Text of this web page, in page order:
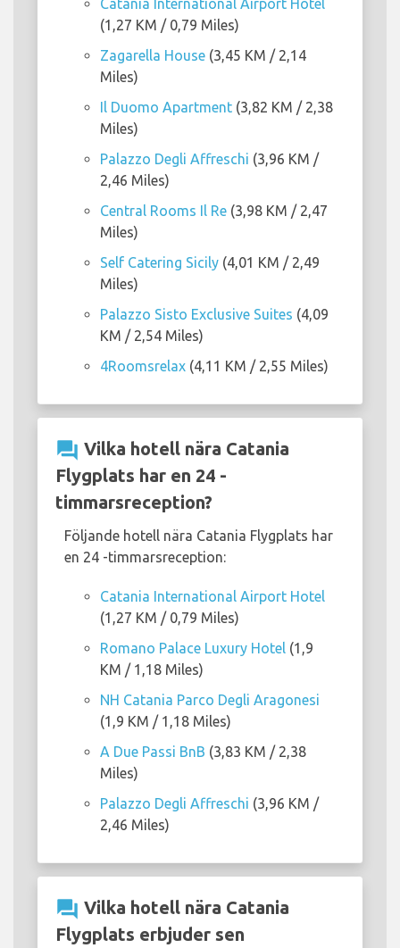
Catania International Airport Hotel
(1,27 KM / 0,79 Miles)
Zagarella House (3,45 KM / 2,14
Miles)
Il Duomo Apartment (3,82 KM / 2,38
Miles)
Palazzo Degli Affreschi (3,96 KM /
2,46 Miles)
Central Rooms Il Re (3,98 KM / 2,47
Miles)
Self Catering Sicily (4,01 KM / 2,49
Miles)
Palazzo Sisto Exclusive Suites (4,09
KM / 2,54 Miles)
4Roomsrelax (4,11 KM / 2,55 Miles)
question_answer Vilka hotell nära Catania
Flygplats har en 24 -
timmarsreception?
Följande hotell nära Catania Flygplats har
en 24 -timmarsreception:
Catania International Airport Hotel
(1,27 KM / 0,79 Miles)
Romano Palace Luxury Hotel (1,9
KM / 1,18 Miles)
NH Catania Parco Degli Aragonesi
(1,9 KM / 1,18 Miles)
A Due Passi BnB (3,83 KM / 2,38
Miles)
Palazzo Degli Affreschi (3,96 KM /
2,46 Miles)
question_answer Vilka hotell nära Catania
Flygplats erbjuder sen